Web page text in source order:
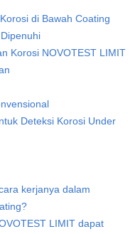
di Bawah Coating
Korosi NOVOTEST LIMIT
Deteksi Korosi Under
kerjanya dalam
LIMIT dapat